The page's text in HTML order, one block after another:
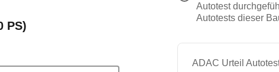
PS)
Autotest
Autotests dieser
ADAC Urteil